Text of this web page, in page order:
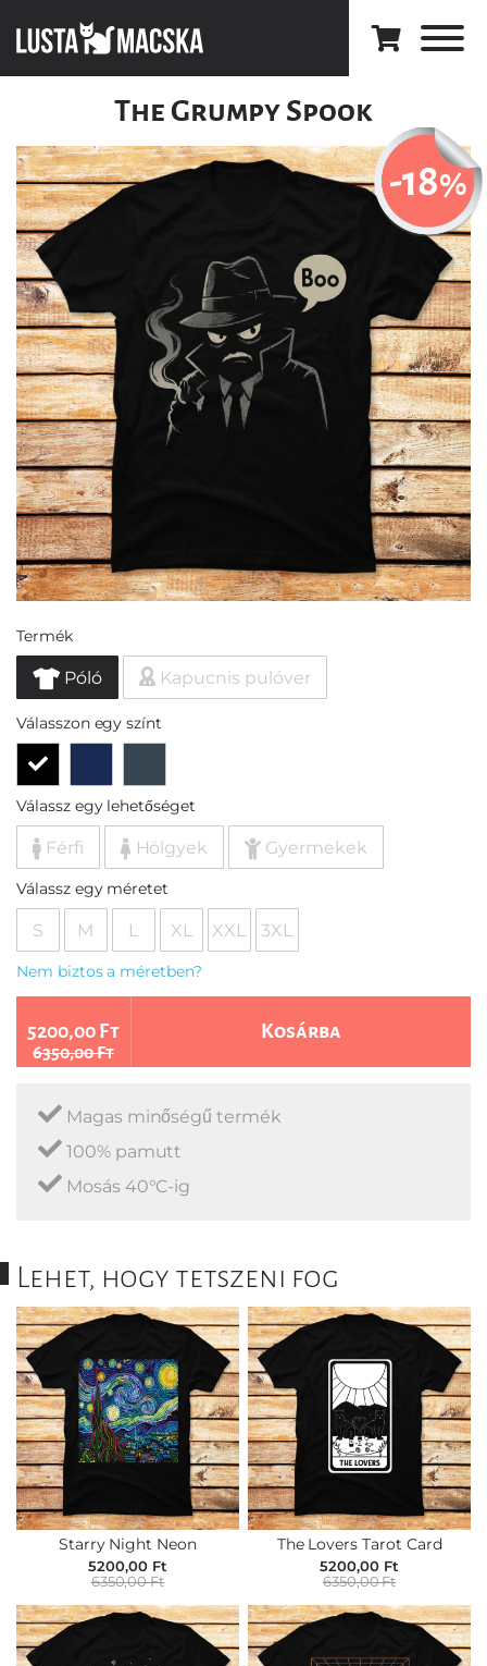
The Grumpy Spook
-18%
Termék
Póló Kapucnis pulóver
Válasszon egy színt
Válassz egy lehetőséget
Férfi Hölgyek Gyermekek
Válassz egy méretet
S M L XL XXL 3XL
Nem biztos a méretben?
5200,00 Ft
6350,00 Ft
Kosárba
Magas minőségű termék
100% pamutt
Mosás 40°C-ig
Lehet, hogy tetszeni fog
Starry Night Neon
5200,00 Ft
6350,00 Ft
The Lovers Tarot Card
5200,00 Ft
6350,00 Ft